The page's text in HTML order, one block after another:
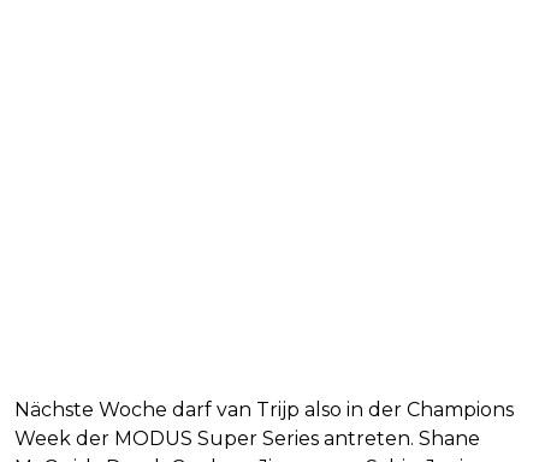
Nächste Woche darf van Trijp also in der Champions
Week der MODUS Super Series antreten. Shane